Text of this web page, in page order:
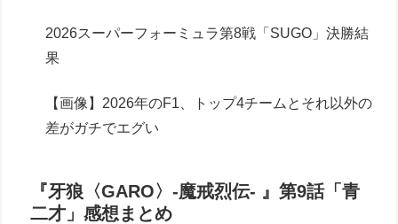
2026スーパーフォーミュラ第8戦「SUGO」決勝結
果
【画像】2026年のF1、トップ4チームとそれ以外の
差がガチでエグい
『牙狼〈GARO〉-魔戒烈伝- 』第9話「青
二才」感想まとめ